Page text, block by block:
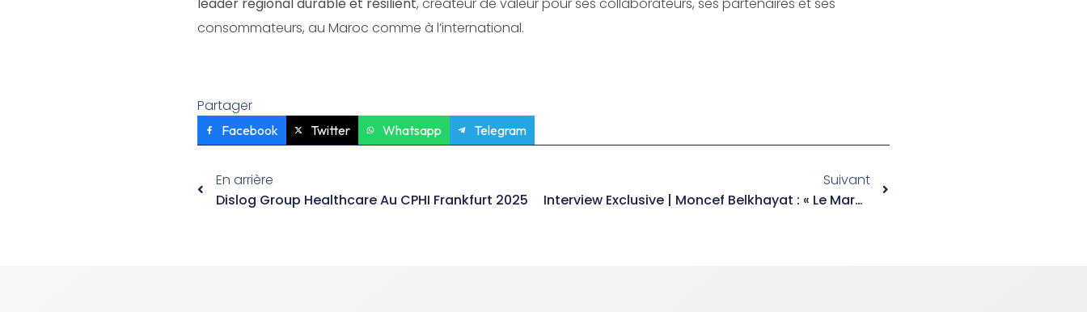
consommateurs, au Maroc comme à l’international.
Partager
Facebook Twitter Whatsapp Telegram
En arrière
Dislog Group Healthcare Au CPHI Frankfurt 2025
Suivant
Interview Exclusive | Moncef Belkhayat : « Le Maroc Est En Hypercroissance, Rejoignez-Le ! »